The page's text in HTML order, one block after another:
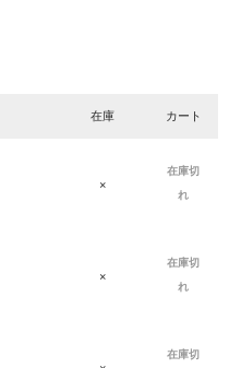
在庫 カート
×
在庫切
れ
×
在庫切
れ
在庫切